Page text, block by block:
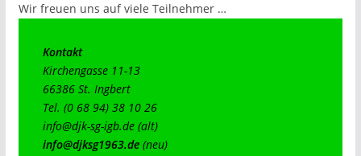
Wir freuen uns auf viele Teilnehmer …
Kontakt
Kirchengasse 11-13
66386 St. Ingbert
Tel. (0 68 94) 38 10 26
info@djk-sg-igb.de
(alt)
info@djksg1963.de (neu)